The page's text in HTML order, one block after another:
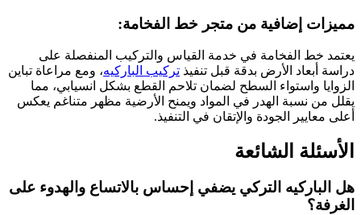
مميزات إضافية من متجر خط الفخامة:
يعتمد خط الفخامة في خدمة القياس والتركيب المنفصلة على
دراسة أبعاد الأرض بدقة قبل تنفيذ تركيب الباركيه، ومع مراعاة تباين
الزوايا واستواء السطح لضمان تلاحم القطع بشكل انسيابي، مما
يقلل من نسبة الهدر في المواد ويمنح الأرضية مظهر متناغم يعكس
أعلى معايير الجودة والإتقان في التنفيذ.
الأسئلة الشائعة
هل الباركيه التركي يضفي إحساس بالاتساع والهدوء على
الغرفة؟